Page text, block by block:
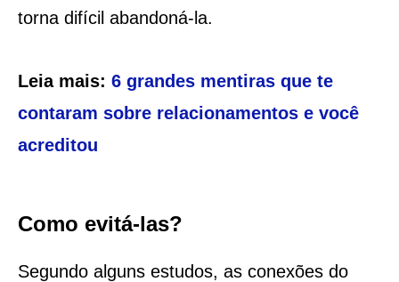
torna difícil abandoná-la.
Leia mais: 6 grandes mentiras que te
contaram sobre relacionamentos e você
acreditou
Como evitá-las?
Segundo alguns estudos, as conexões do